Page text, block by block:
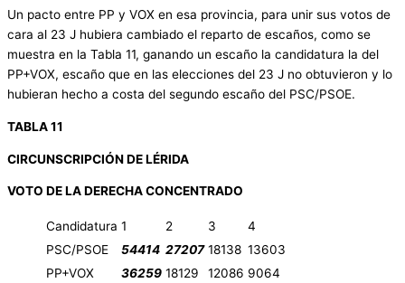
Un pacto entre PP y VOX en esa provincia, para unir sus votos de
cara al 23 J hubiera cambiado el reparto de escaños, como se
muestra en la Tabla 11, ganando un escaño la candidatura la del
PP+VOX, escaño que en las elecciones del 23 J no obtuvieron y lo
hubieran hecho a costa del segundo escaño del PSC/PSOE.
TABLA 11
CIRCUNSCRIPCIÓN DE LÉRIDA
VOTO DE LA DERECHA CONCENTRADO
Candidatura 1 2 3
4
PSC/PSOE
54414 27207 18138 13603
PP+VOX
36259 18129 12086 9064